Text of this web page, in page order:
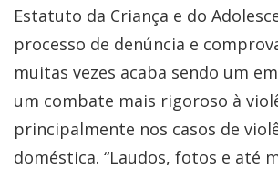
Estatuto da Criança e do
processo de denúncia e
muitas vezes acaba sendo um
um combate mais rigoroso à
principalmente nos casos de
doméstica. “Laudos, fotos e até